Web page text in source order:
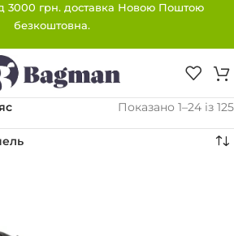
3000 грн. доставка Новою Поштою
безкоштовна.
Показано 1–24 із 125